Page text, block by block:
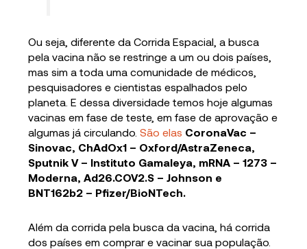
Ou seja, diferente da Corrida Espacial, a busca
pela vacina não se restringe a um ou dois países,
mas sim a toda uma comunidade de médicos,
pesquisadores e cientistas espalhados pelo
planeta. E dessa diversidade temos hoje algumas
vacinas em fase de teste, em fase de aprovação e
algumas já circulando.São elas CoronaVac –
Sinovac, ChAdOx1 – Oxford/AstraZeneca,
Sputnik V – Instituto Gamaleya, mRNA – 1273 –
Moderna, Ad26.COV2.S – Johnson e
BNT162b2 – Pfizer/BioNTech.
Além da corrida pela busca da vacina, há corrida
dos países em comprar e vacinar sua população.